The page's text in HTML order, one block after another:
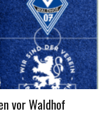
vor Waldhof